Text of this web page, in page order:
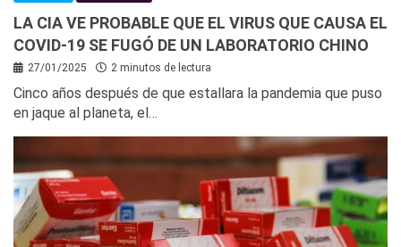
LA CIA VE PROBABLE QUE EL VIRUS QUE CAUSA EL
COVID-19 SE FUGÓ DE UN LABORATORIO CHINO
27/01/2025 2 minutos de lectura
Cinco años después de que estallara la pandemia que puso
en jaque al planeta, el…